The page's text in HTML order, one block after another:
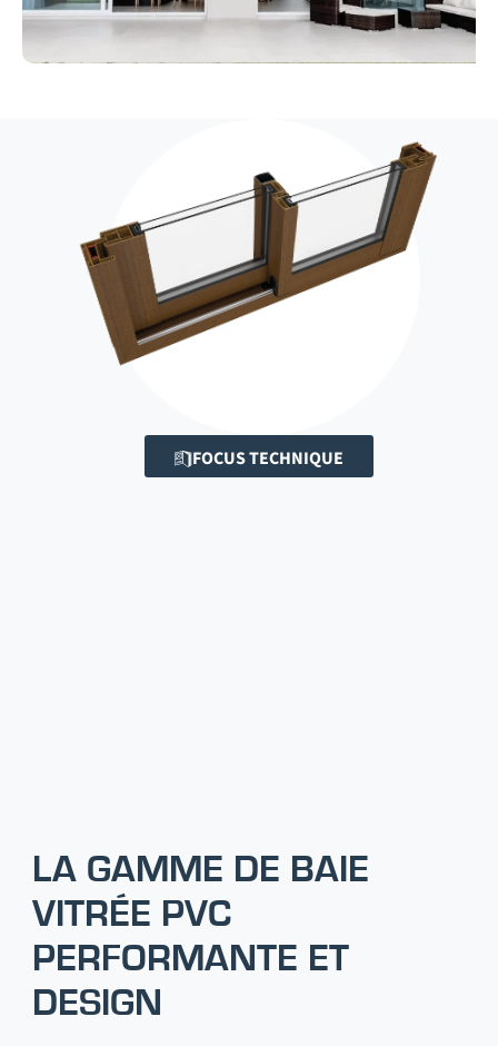
FOCUS TECHNIQUE
LA GAMME DE BAIE
VITRÉE PVC
PERFORMANTE ET
DESIGN